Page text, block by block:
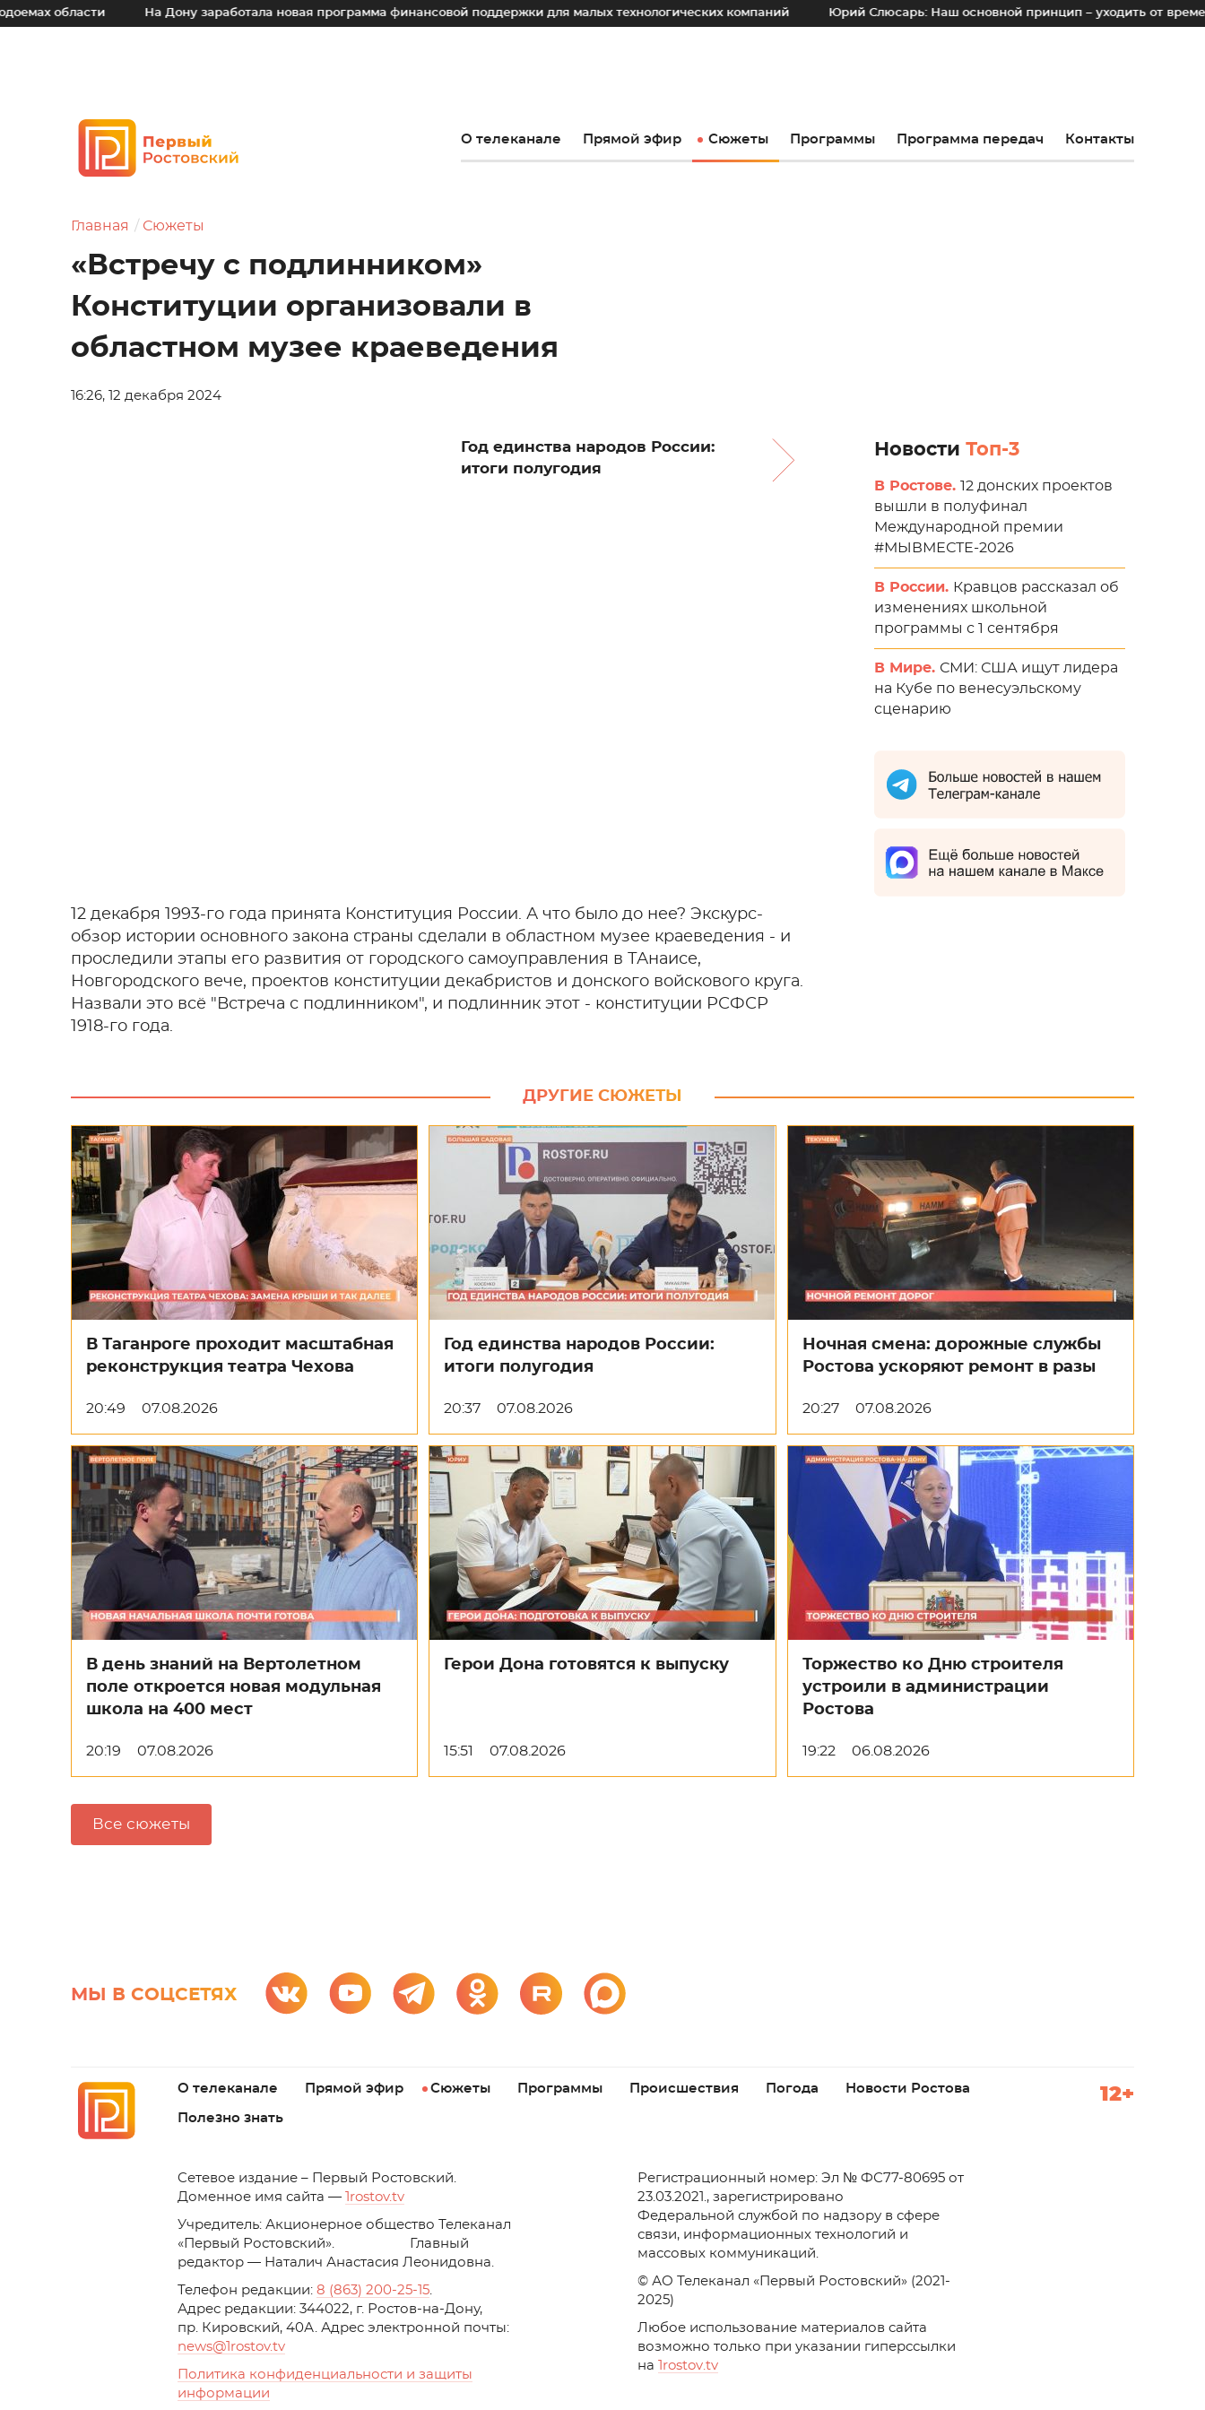
На Дону заработала новая программа финансовой поддержки для малых технологических компаний Юрий Слюсарь: Наш основной принцип – уходить от временных
О телеканале Прямой эфир Сюжеты Программы Программа передач Контакты
Главная Сюжеты
«Встречу с подлинником»
Конституции организовали в
областном музее краеведения
16:26, 12 декабря 2024
Год единства народов России:
итоги полугодия
12 декабря 1993-го года принята Конституция России. А что было до нее? Экскурс-
обзор истории основного закона страны сделали в областном музее краеведения - и
проследили этапы его развития от городского самоуправления в ТАнаисе,
Новгородского вече, проектов конституции декабристов и донского войскового круга.
Назвали это всё "Встреча с подлинником", и подлинник этот - конституции РСФСР
1918-го года.
Новости Топ-3
В Ростове. 12 донских проектов
вышли в полуфинал
Международной премии
#МЫВМЕСТЕ-2026
В России. Кравцов рассказал об
изменениях школьной
программы с 1 сентября
В Мире. СМИ: США ищут лидера
на Кубе по венесуэльскому
сценарию
ДРУГИЕ СЮЖЕТЫ
В Таганроге проходит масштабная
реконструкция театра Чехова
20:49 07.08.2026
Год единства народов России:
итоги полугодия
20:37 07.08.2026
Ночная смена: дорожные службы
Ростова ускоряют ремонт в разы
20:27 07.08.2026
В день знаний на Вертолетном
поле откроется новая модульная
школа на 400 мест
20:19 07.08.2026
Герои Дона готовятся к выпуску
15:51 07.08.2026
Торжество ко Дню строителя
устроили в администрации
Ростова
19:22 06.08.2026
Все сюжеты
МЫ В СОЦСЕТЯХ
О телеканале Прямой эфир Сюжеты Программы Происшествия Погода Новости Ростова
Полезно знать
12+
Cетевое издание – Первый Ростовский.
Доменное имя сайта —
1rostov.tv
Учредитель: Акционерное общество Телеканал
«Первый Ростовский». Главный
редактор — Наталич Анастасия Леонидовна.
Телефон редакции: 8 (863) 200-25-15.
Адрес редакции: 344022, г. Ростов-на-Дону,
пр. Кировский, 40А. Адрес электронной почты:
news@1rostov.tv
Политика конфиденциальности и защиты
информации
Регистрационный номер: Эл № ФС77-80695 от
23.03.2021., зарегистрировано
Федеральной службой по надзору в сфере
связи, информационных технологий и
массовых коммуникаций.
© АО Телеканал «Первый Ростовский» (2021-
2025)
Любое использование материалов сайта
возможно только при указании гиперссылки
на
rostov.tv